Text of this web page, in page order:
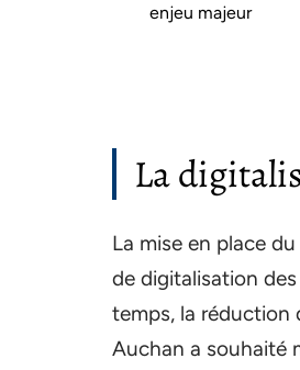
enjeu majeur
La
La mise en place
de digitalisation
temps, la réduction
Auchan a souhaité